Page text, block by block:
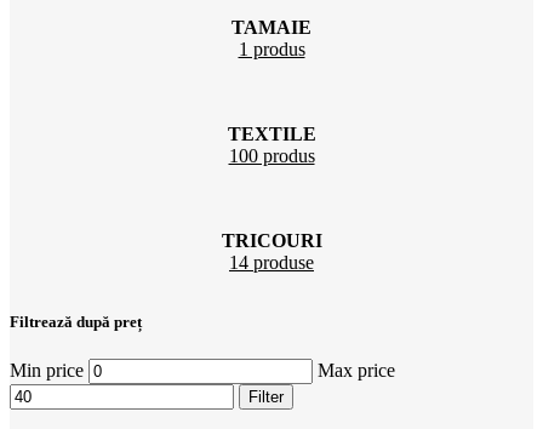
TAMAIE
1 produs
TEXTILE
100 produs
TRICOURI
14 produse
Filtrează după preț
Min price Max price
Filter